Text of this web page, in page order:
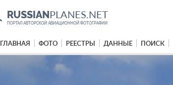
RUSSIANPLANES.NET
ПОРТАЛ АВТОРСКОЙ АВИАЦИОННОЙ ФОТОГРАФИИ
ГЛАВНАЯ ФОТО РЕЕСТРЫ ДАННЫЕ ПОИСК